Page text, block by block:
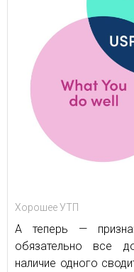
Хорошее УТП
А теперь —
обязательно все
наличие одного